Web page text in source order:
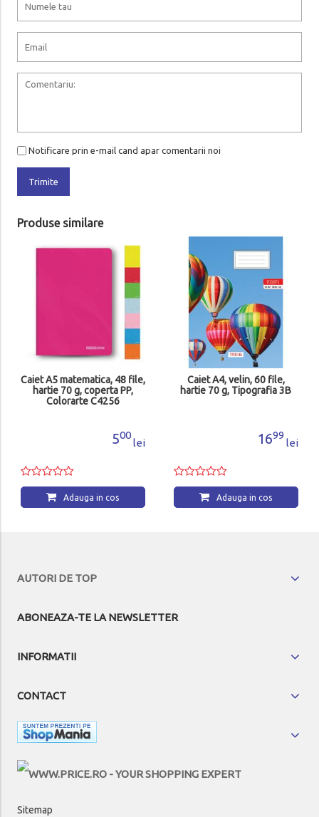
Notificare prin e-mail cand apar comentarii noi
Trimite
Produse similare
Caiet A5 matematica, 48 file,
hartie 70 g, coperta PP,
Colorarte C4256
500
lei
Adauga in cos
Caiet A4, velin, 60 file,
hartie 70 g, Tipografia 3B
1699
lei
Adauga in cos
AUTORI DE TOP
ABONEAZA-TE LA NEWSLETTER
INFORMATII
CONTACT
Sitemap